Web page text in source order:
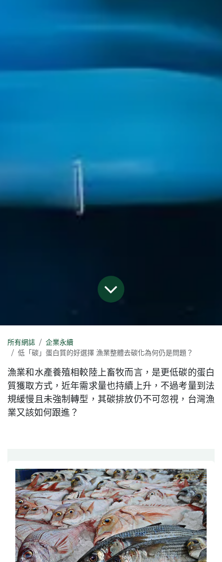
所有網誌
企業永續
低「碳」蛋白質的好選擇 漁業整體去碳化為何仍是問題？
漁業和水產養殖相較陸上畜牧而言，是更低碳的蛋白
質獲取方式，近年需求量也持續上升，不過考量到法
規緩慢且未強制轉型，其碳排放仍不可忽視，台灣漁
業又該如何跟進？